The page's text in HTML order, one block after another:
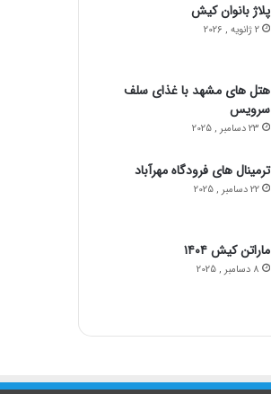
پلاژ بانوان کیش
2 ژانویه , 2026
هتل‌ های مشهد با غذای سلف
سرویس
23 دسامبر , 2025
ترمینال های فرودگاه مهرآباد
22 دسامبر , 2025
ماراتن کیش ۱۴۰۴
8 دسامبر , 2025